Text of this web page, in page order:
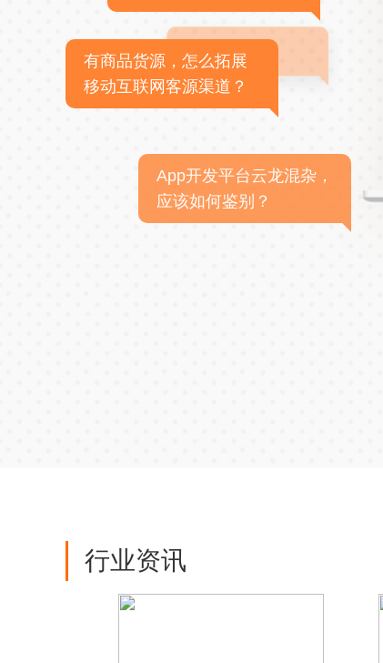
有商品货源，怎么拓展
移动互联网客源渠道？
App开发平台云龙混杂，
应该如何鉴别？
行业资讯